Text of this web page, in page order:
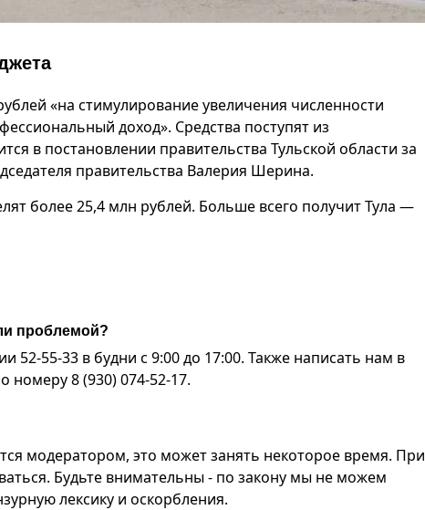
«на стимулирование увеличения численности
доход». Средства поступят из
в постановлении правительства Тульской области за
правительства Валерия Шерина.
более 25,4 млн рублей. Больше всего получит Тула —
проблемой?
52-55-33 в будни с 9:00 до 17:00. Также написать нам в
8 (930) 074-52-17.
модератором, это может занять некоторое время. При
Будьте внимательны - по закону мы не можем
лексику и оскорбления.